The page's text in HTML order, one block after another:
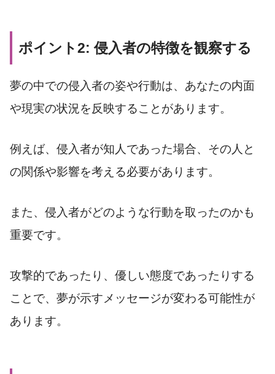
ポイント2: 侵入者の特徴を観察する
夢の中での侵入者の姿や行動は、あなたの内面
や現実の状況を反映することがあります。
例えば、侵入者が知人であった場合、その人と
の関係や影響を考える必要があります。
また、侵入者がどのような行動を取ったのかも
重要です。
攻撃的であったり、優しい態度であったりする
ことで、夢が示すメッセージが変わる可能性が
あります。